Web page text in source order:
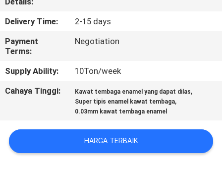
KUALITAS
HUBUNGI
KAMI
BERITA
REQUEST
SUATU
Delivery Time:
2-15 days
Payment
Terms:
Negotiation
Supply Ability:
10Ton/week
Cahaya Tinggi:
Kawat tembaga enamel yang dapat dilas,
Super tipis enamel kawat tembaga,
0.03mm kawat tembaga enamel
HARGA TERBAIK